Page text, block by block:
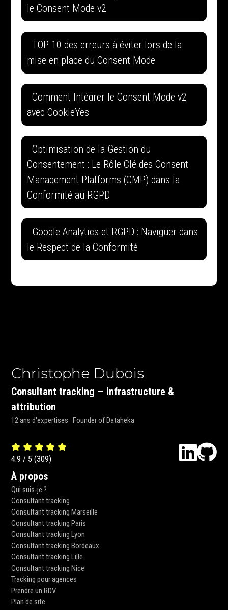
le Consent Mode v2
TOP 10 des erreurs à éviter lors de la
mise en place du Consent Mode
Comment Intégrer le Consent Mode v2
avec CookieYes
Optimisation de la Gestion du
Consentement : Le Rôle Clé des Consent
Management Platforms (CMP) dans la
Conformité au RGPD
Google Analytics et RGPD : Naviguer dans
le Respect de la Conformité
Christophe Dubois
Consultant tracking — infrastructure &
attribution
12 ans d'expertises · Founder of Dataheka
4.9 / 5 (309)
À propos
Qui suis-je ?
Consultant tracking
Consultant tracking Marseille
Consultant tracking Paris
Consultant tracking Lyon
Consultant tracking Bordeaux
Consultant tracking Lille
Consultant tracking Nice
Tracking pour agences
Prendre un RDV
Plan de site